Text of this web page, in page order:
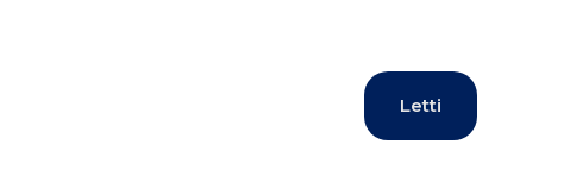
Letti